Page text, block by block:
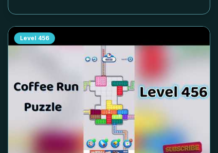
Level 456